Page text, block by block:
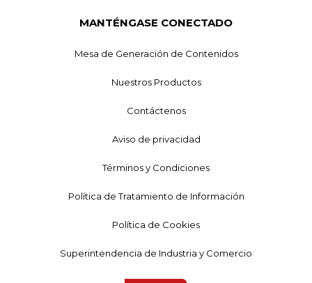
MANTÉNGASE CONECTADO
Mesa de Generación de Contenidos
Nuestros Productos
Contáctenos
Aviso de privacidad
Términos y Condiciones
Política de Tratamiento de Información
Política de Cookies
Superintendencia de Industria y Comercio